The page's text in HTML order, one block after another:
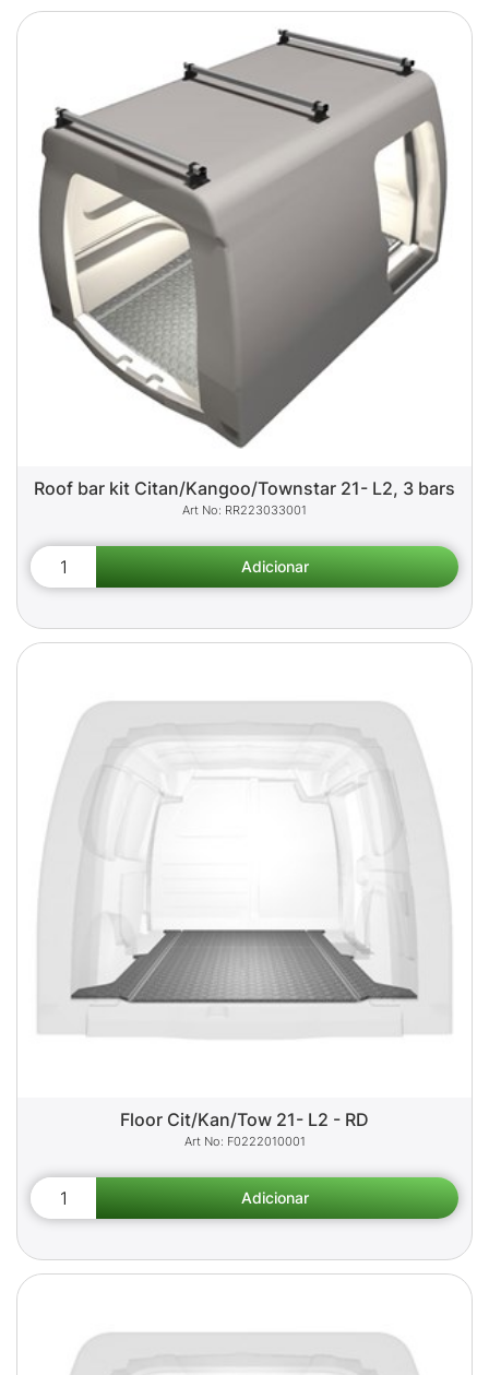
Roof bar kit Citan/Kangoo/Townstar 21- L2, 3 bars
RR223033001
Floor Cit/Kan/Tow 21- L2 - RD
F0222010001